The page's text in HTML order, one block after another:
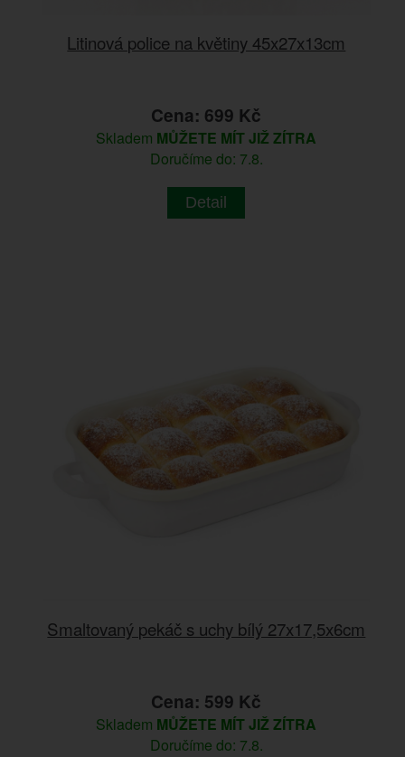
Litinová police na květiny 45x27x13cm
Cena: 699 Kč
Skladem MŮŽETE MÍT JIŽ ZÍTRA
Doručíme do: 7.8.
Detail
Smaltovaný pekáč s uchy bílý 27x17,5x6cm
Cena: 599 Kč
Skladem MŮŽETE MÍT JIŽ ZÍTRA
Doručíme do: 7.8.